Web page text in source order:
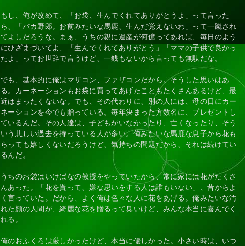
もし、俺が改めて、「お袋、生んでくれてありがとうよ」って言った
ら、「バカ野郎。お前みたいな馬鹿、生んだ覚えないわ」って一蹴され
てよしだろうな。まぁ、うちの親に遺産が何億ってあれば、毎日のよう
にひざまづいてよ、「生んでくれてありがとう」「ママの子供で良かっ
たよ」ってお世辞で言うけど、一銭もないから言っても無駄だな。
でも、基本的に俺はマザコン、ファザコンだから。そうした思いはあ
る。カーネーションもお袋に買ってあげたこともたくさんあるけど、最
近はまったくないな。でも、その代わりに、別の人には、母の日にカー
ネーションを今でも贈っている。毎年決まった方数名に、プレゼントし
ているんだ。その人達は、子どもがいなかったり、亡くなったり、そう
いう悲しい過去を持っている人が多い。俺みたいな馬鹿な息子から花も
らっても嬉しくないだろうけど、気持ちの問題だから、それは続けてい
るんだ。
うちのお袋はいけばなの教授をやっていたから、常に家には花がたくさ
んあった。「花を貰って、嫌な思いをする人は誰もいない」、昔からよ
く言っていた。だから、よく俺は色々な人に花をあげる。俺みたいな汚
れた顔の人間が、綺麗な花を贈るって臭いけど、みんな本当に喜んでく
れる。
俺のおふくろは厳しかったけど、本当に優しかった。小さい時は、いつ